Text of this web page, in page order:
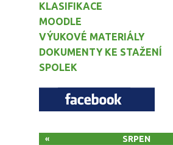
KLASIFIKACE
MOODLE
VÝUKOVÉ MATERIÁLY
DOKUMENTY KE STAŽENÍ
SPOLEK
SRPEN
«